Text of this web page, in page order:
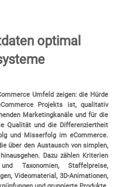
optimal
Umfeld zeigen: die Hürde
Projekts ist, qualitativ
Marketingkanäle und für die
Qualität und die Differenziertheit
und Misserfolg im eCommerce.
über den Austausch von simplen,
Dazu zählen Kriterien
Taxonomien, Staffelpreise,
Videomaterial, 3D-Animationen,